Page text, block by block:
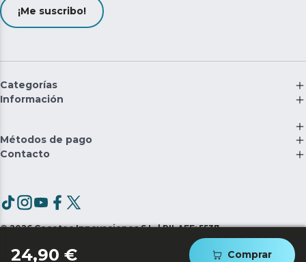
24,90 € Comprar
¡Me suscribo!
Categorías
Información
Métodos de pago
Contacto
©2026 Cecotec Innovaciones S.L. | RII-AEE: 5537